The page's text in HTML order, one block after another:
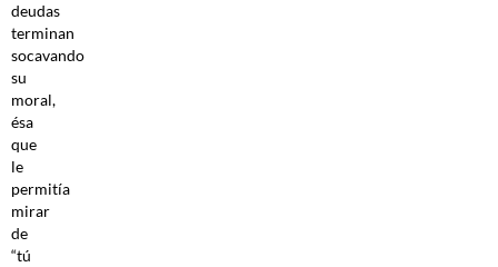
deudas
terminan
socavando
su
moral,
ésa
que
le
permitía
mirar
de
“tú